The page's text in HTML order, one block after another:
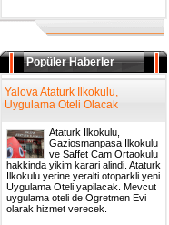
Popüler Haberler
Yalova Ataturk Ilkokulu,
Uygulama Oteli Olacak
Ataturk Ilkokulu,
Gaziosmanpasa Ilkokulu
ve Saffet Cam Ortaokulu
hakkinda yikim karari alindi. Ataturk
Ilkokulu yerine yeralti otoparkli yeni
Uygulama Oteli yapilacak. Mevcut
uygulama oteli de Ogretmen Evi
olarak hizmet verecek.